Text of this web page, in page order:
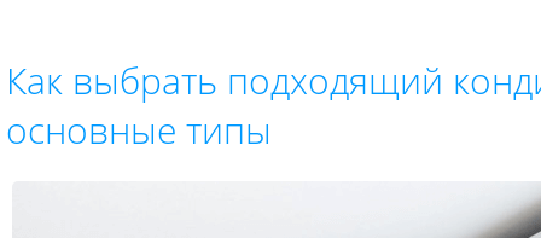
Как выбрать подходящий
основные типы